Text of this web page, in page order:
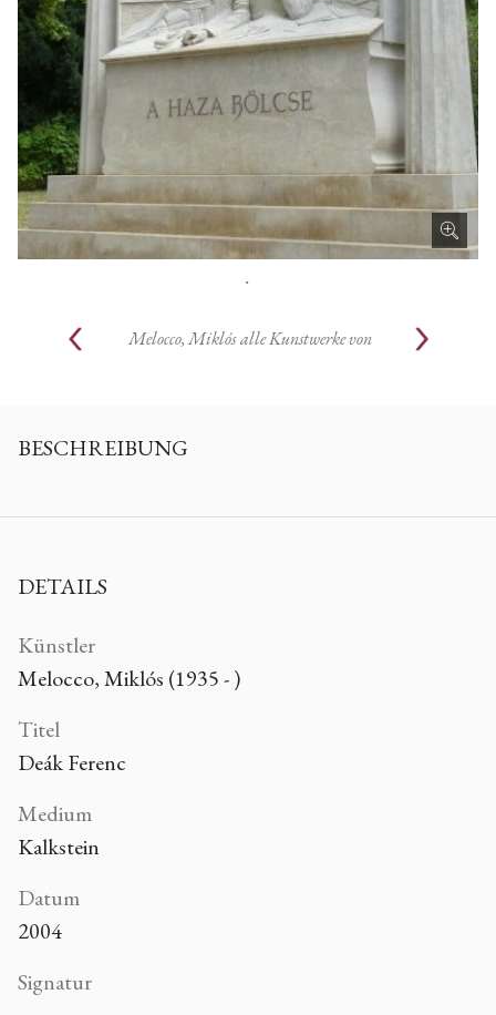
.
Melocco, Miklósalle Kunstwerke von
BESCHREIBUNG
DETAILS
Künstler
Melocco, Miklós (1935 - )
Titel
Deák Ferenc
Medium
Kalkstein
Datum
2004
Signatur